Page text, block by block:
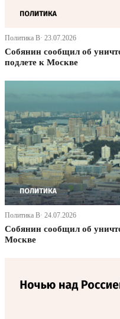
Политика В· 23.07.2026
Собянин сообщил об
подлете к Москве
Политика В· 24.07.2026
Собянин сообщил об
Москве